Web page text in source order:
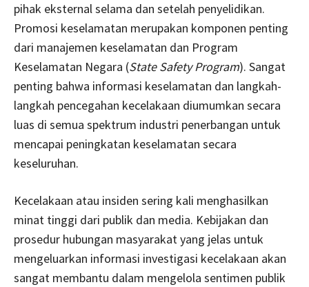
pihak eksternal selama dan setelah penyelidikan.
Promosi keselamatan merupakan komponen penting
dari manajemen keselamatan dan Program
Keselamatan Negara (State Safety Program). Sangat
penting bahwa informasi keselamatan dan langkah-
langkah pencegahan kecelakaan diumumkan secara
luas di semua spektrum industri penerbangan untuk
mencapai peningkatan keselamatan secara
keseluruhan.
Kecelakaan atau insiden sering kali menghasilkan
minat tinggi dari publik dan media. Kebijakan dan
prosedur hubungan masyarakat yang jelas untuk
mengeluarkan informasi investigasi kecelakaan akan
sangat membantu dalam mengelola sentimen publik